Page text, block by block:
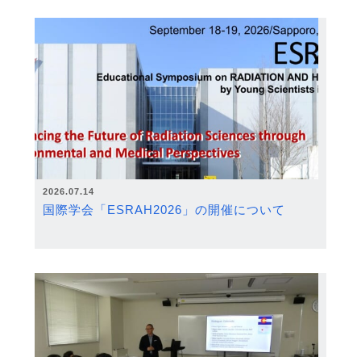
2026.07.14
国際学会「ESRAH2026」の開催について